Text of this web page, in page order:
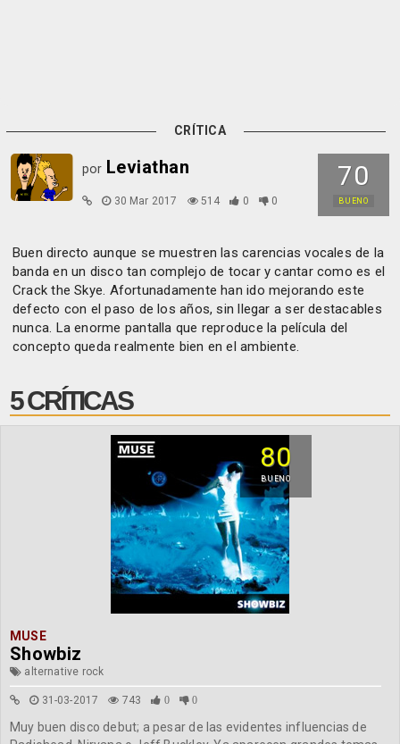
CRÍTICA
70
BUENO
por Leviathan
30 Mar 2017 514 0 0
Buen directo aunque se muestren las carencias vocales de la
banda en un disco tan complejo de tocar y cantar como es el
Crack the Skye. Afortunadamente han ido mejorando este
defecto con el paso de los años, sin llegar a ser destacables
nunca. La enorme pantalla que reproduce la película del
concepto queda realmente bien en el ambiente.
5 CRÍTICAS
80
BUENO
MUSE
Showbiz
alternative rock
31-03-2017 743 0 0
Muy buen disco debut; a pesar de las evidentes influencias de